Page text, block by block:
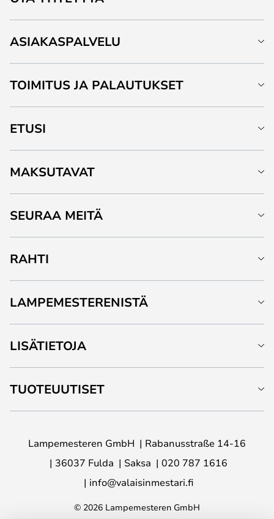
ASIAKASPALVELU
TOIMITUS JA PALAUTUKSET
ETUSI
MAKSUTAVAT
SEURAA MEITÄ
RAHTI
LAMPEMESTERENISTÄ
LISÄTIETOJA
TUOTEUUTISET
Lampemesteren GmbH
Rabanusstraße 14-16
36037 Fulda
Saksa
020 787 1616
info@valaisinmestari.fi
© 2026 Lampemesteren GmbH